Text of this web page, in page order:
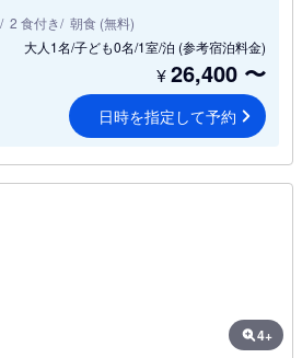
2 食付き
朝食 (無料)
大人1名/子ども0名/1室/泊 (参考宿泊料金)
¥26,400 〜
日時を指定して予約
4+